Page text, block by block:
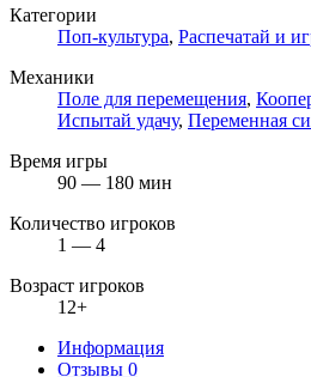
Категории
Поп-культура, Распечатай и
Механики
Поле для перемещения,
Испытай удачу, Переменная
Время игры
90 — 180 мин
Количество игроков
1 — 4
Возраст игроков
12+
Информация
Отзывы 0